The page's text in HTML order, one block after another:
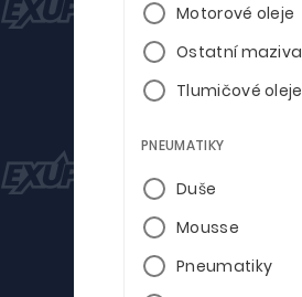
Motorové oleje
Ostatní maziva
Tlumičové oleje
PNEUMATIKY
Duše
Mousse
Pneumatiky